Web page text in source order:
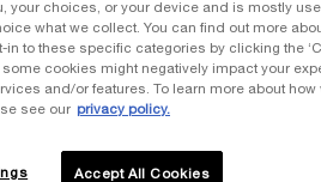
your choices, or your device and is mostly
what we collect. You can find out more
to these specific categories by clicking the
some cookies might negatively impact your
and/or features. To learn more about how
see our privacy policy.
Accept All Cookies